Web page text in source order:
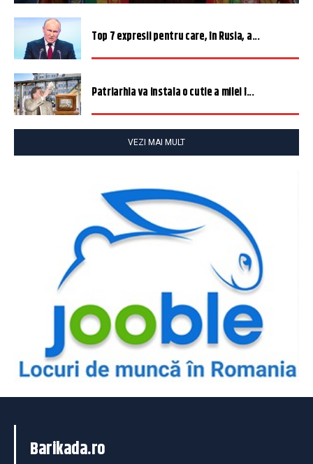
Top 7 expresii pentru care, în Rusia, a...
Patriarhia va instala o cutie a milei î...
VEZI MAI MULT
Barikada.ro